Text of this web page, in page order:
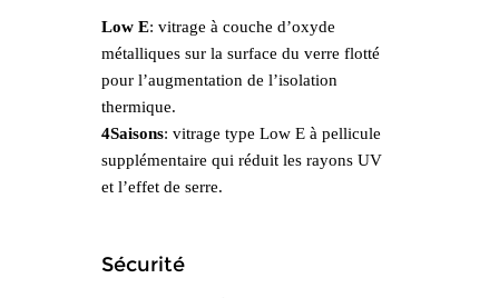
Low E: vitrage à couche d’oxyde
métalliques sur la surface du verre flotté
pour l’augmentation de l’isolation
thermique.
4Saisons: vitrage type Low E à pellicule
supplémentaire qui réduit les rayons UV
et l’effet de serre.
Sécurité